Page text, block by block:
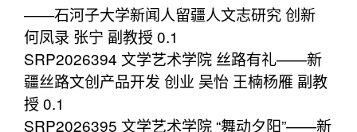
——石河子大学新闻人留疆人文志研究 创新
何凤录 张宁 副教授 0.1
SRP2026394 文学艺术学院 丝路有礼——新
疆丝路文创产品开发 创业 吴怡 王楠杨雁 副教
授 0.1
SRP2026395 文学艺术学院 “舞动夕阳”——新